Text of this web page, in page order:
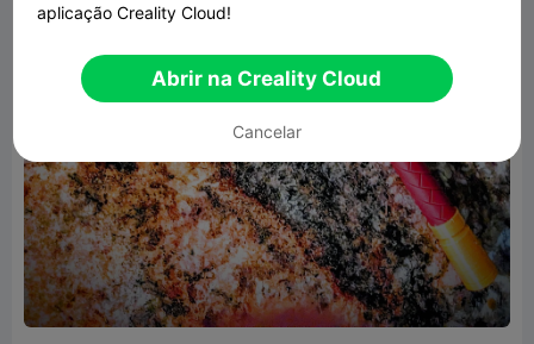
aplicação Creality Cloud!
Abrir na Creality Cloud
Cancelar